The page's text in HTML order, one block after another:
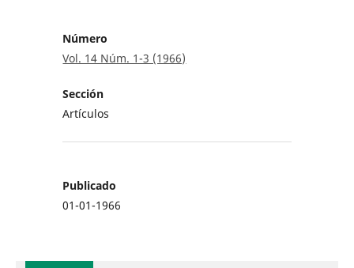
Número
Vol. 14 Núm. 1-3 (1966)
Sección
Artículos
Publicado
01-01-1966